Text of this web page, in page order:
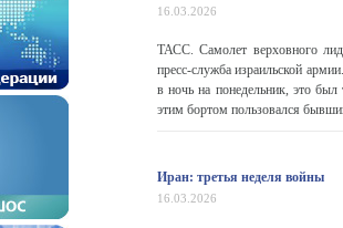
16.03.2026
ТАСС. Самолет верховного
пресс-служба израильской
в ночь на понедельник, это был
этим бортом пользовался
Иран: третья неделя войны
16.03.2026